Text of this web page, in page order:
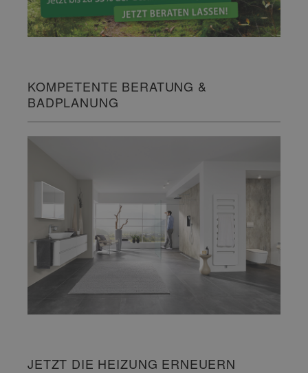
KOMPETENTE BERATUNG &
BADPLANUNG
JETZT DIE HEIZUNG ERNEUERN